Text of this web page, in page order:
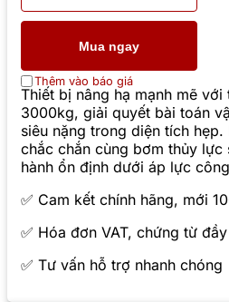
Mua ngay
Thêm vào báo giá
Thiết bị nâng hạ mạnh mẽ
3000kg, giải quyết bài toán
siêu nặng trong diện tích
chắc chắn cùng bơm thủy lực
hành ổn định dưới áp lực
✅ Cam kết chính hãng, mới
✅ Hóa đơn VAT, chứng từ
✅ Tư vấn hỗ trợ nhanh chóng